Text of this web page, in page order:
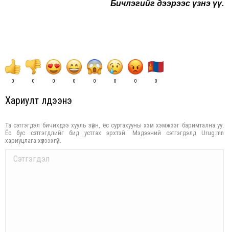
Бичлэгийг дээрээс үзнэ үү.
0 0 0 0 0 0 0 0
Хариулт үлдээнэ үү
Та сэтгэгдэл бичихдээ хууль зүйн, ёс суртахууны хэм хэмжээг баримтална уу.
Ёс бус сэтгэгдлийг бид устгах эрхтэй. Мэдээний сэтгэгдэлд Urug.mn
хариуцлага хүлээхгүй.
Comment